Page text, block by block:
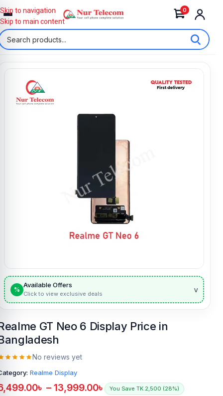
0
Skip to navigation
Skip to main content
%
Available Offers
Click to view exclusive deals v
GT Neo 6 Display Price in
No reviews yet
Realme Display
৳ – 13,999.00৳ You Save TK.2,500 (28%)